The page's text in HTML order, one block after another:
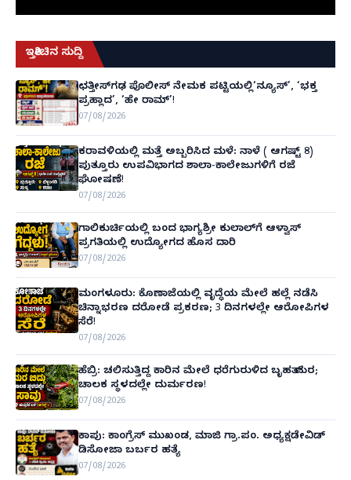
ಇತ್ತೀಚಿನ ಸುದ್ದಿ
ಛತ್ತೀಸ್‌ಗಢ ಪೊಲೀಸ್ ನೇಮಕ ಪಟ್ಟಿಯಲ್ಲಿ‘ನ್ಯೂಸ್’, ‘ಭಕ್ತ
ಪ್ರಹ್ಲಾದ’, ‘ಹೇ ರಾಮ್’!
07/08/2026
ಕರಾವಳಿಯಲ್ಲಿ ಮತ್ತೆ ಅಬ್ಬರಿಸಿದ ಮಳೆ: ನಾಳೆ ( ಆಗಷ್ಟ್ 8)
ಪುತ್ತೂರು ಉಪವಿಭಾಗದ ಶಾಲಾ-ಕಾಲೇಜುಗಳಿಗೆ ರಜೆ
ಘೋಷಣೆ!
07/08/2026
ಗಾಲಿಕುರ್ಚಿಯಲ್ಲಿ ಬಂದ ಭಾಗ್ಯಶ್ರೀ ಕುಲಾಲ್‌ಗೆ ಆಳ್ವಾಸ್
ಪ್ರಗತಿಯಲ್ಲಿ ಉದ್ಯೋಗದ ಹೊಸ ದಾರಿ
07/08/2026
ಮಂಗಳೂರು: ಕೊಣಾಜೆಯಲ್ಲಿ ವೃದ್ಧೆಯ ಮೇಲೆ ಹಲ್ಲೆ ನಡೆಸಿ
ಚಿನ್ನಾಭರಣ ದರೋಡೆ ಪ್ರಕರಣ; 3 ದಿನಗಳಲ್ಲೇ ಆರೋಪಿಗಳ
ಸೆರೆ!
07/08/2026
ಹೆಬ್ರಿ: ಚಲಿಸುತ್ತಿದ್ದ ಕಾರಿನ ಮೇಲೆ ಧರೆಗುರುಳಿದ ಬೃಹತ್ ಮರ;
ಚಾಲಕ ಸ್ಥಳದಲ್ಲೇ ದುರ್ಮರಣ!
07/08/2026
ಕಾಪು: ಕಾಂಗ್ರೆಸ್ ಮುಖಂಡ, ಮಾಜಿ ಗ್ರಾ.ಪಂ. ಅಧ್ಯಕ್ಷಡೇವಿಡ್
ಡಿಸೋಜಾ ಬರ್ಬರ ಹತ್ಯೆ
07/08/2026